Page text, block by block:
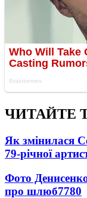
ЧИТАЙТЕ
Як змінилася
79-річної
Фото
про шлюб7780